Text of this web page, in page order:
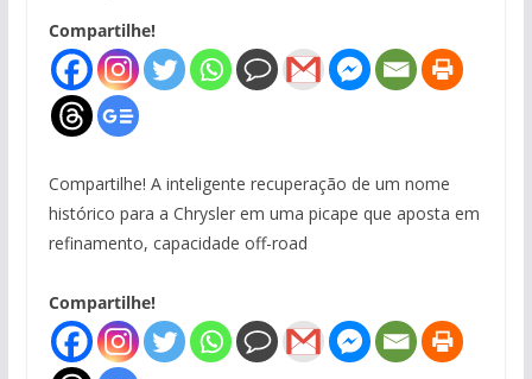
Compartilhe!
Compartilhe! A inteligente recuperação de um nome
histórico para a Chrysler em uma picape que aposta em
refinamento, capacidade off-road
Compartilhe!